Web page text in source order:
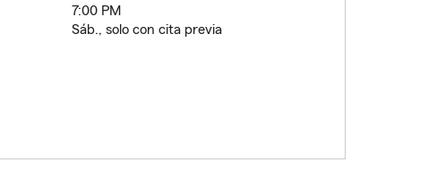
7:00 PM
Sáb., solo con cita previa